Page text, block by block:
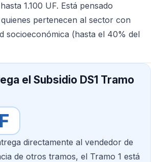
1.100 UF. Está pensado
pertenecen al sector con
socioeconómica (hasta el 40% del
el Subsidio DS1 Tramo
directamente al vendedor de
de otros tramos, el Tramo 1 está